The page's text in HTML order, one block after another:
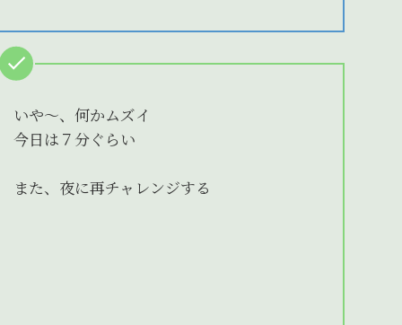
いや～、何かムズイ
今日は７分ぐらい
また、夜に再チャレンジする